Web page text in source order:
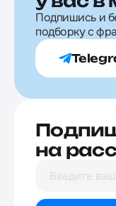
Подпишись и
подборку с
на